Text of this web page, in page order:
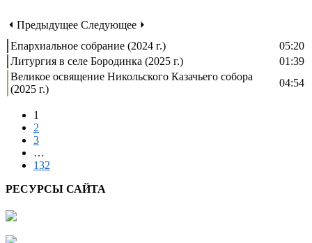
⏴ Предыдущее Следующее ⏵
Епархиальное собрание (2024 г.)
05:20
Литургия в селе Бородинка (2025 г.)
01:39
Великое освящение Никольского Казачьего собора
(2025 г.)
04:54
1
2
3
…
132
РЕСУРСЫ САЙТА